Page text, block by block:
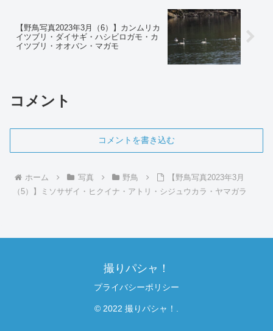
【野鳥写真2023年3月（6）】カンムリカ
イツブリ・ダイサギ・ハシビロガモ・カ
イツブリ・オオバン・マガモ
コメント
コメントを書き込む
ホーム 写真 野鳥
【野鳥写真2023年3月
（5）】ミソサザイ・ヒクイナ・アトリ・シジュウカラ・ヤマガラ
撮りパシャ！
プライバシーポリシー
© 2022 撮りパシャ！.